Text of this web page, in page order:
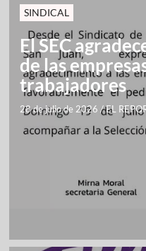
SINDICAL
El SEC
de las
trabajadores
28 de julio de 2026 /EL